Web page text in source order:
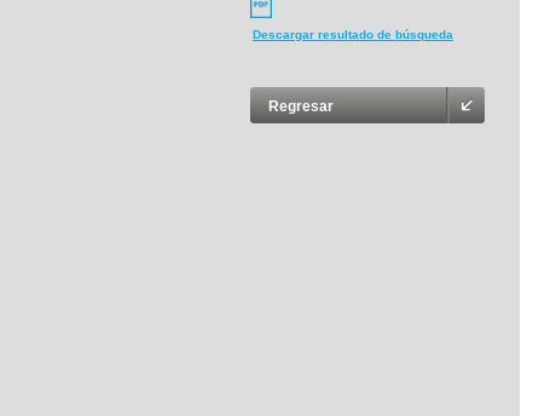
Descargar resultado de búsqueda
Regresar